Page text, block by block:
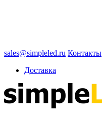
sales@simpleled.ru Контакты
Доставка